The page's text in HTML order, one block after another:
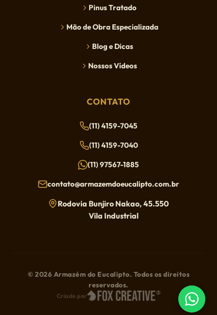
Pinus Tratado
Mão de Obra Especializada
Blog e Dicas
Nossos Vídeos
CONTATO
(11) 4159-7045
(11) 4159-7040
(11) 97567-1885
contato@armazemdoeucalipto.com.br
Rodovia Bunjiro Nakao, 45.550
Vila Industrial
© 2026 Armazém do Eucalipto. Todos os direitos
reservados.
Criado por